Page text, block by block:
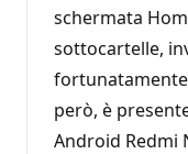
schermata
sottocartelle,
però, è
Android Redmi